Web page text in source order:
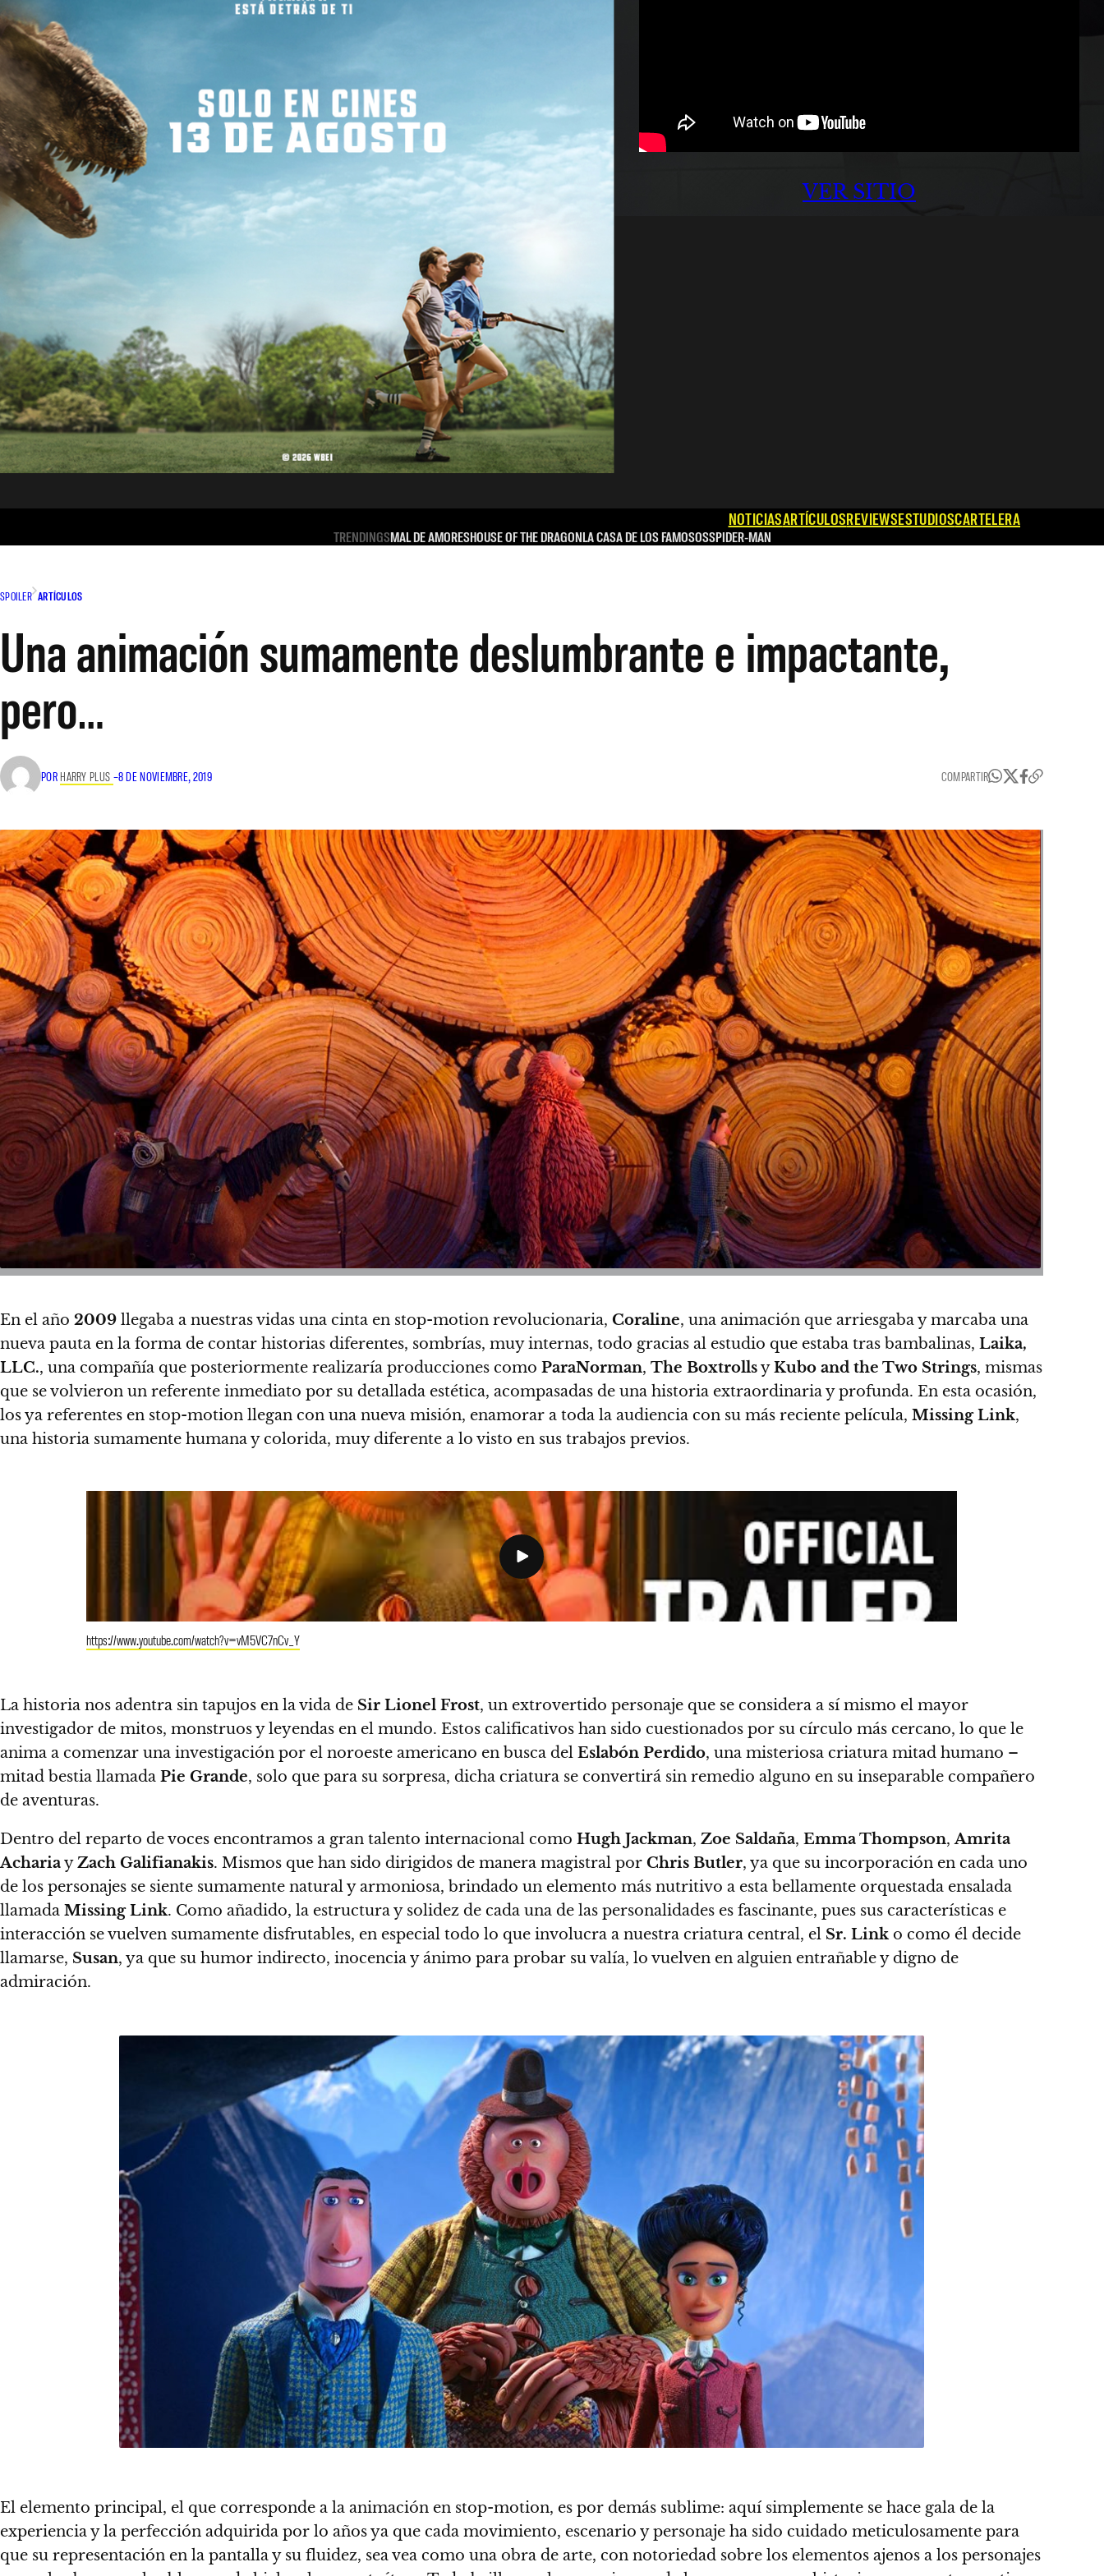
VER SITIO
NOTICIASARTÍCULOSREVIEWSESTUDIOSCARTELERA
TRENDINGSMAL DE AMORESHOUSE OF THE DRAGONLA CASA DE LOS FAMOSOSSPIDER-MAN
SPOILER ARTÍCULOS
Una animación sumamente deslumbrante e impactante,
pero…
POR HARRY PLUS –8 DE NOVIEMBRE, 2019 COMPARTIR
En el año 2009 llegaba a nuestras vidas una cinta en stop-motion revolucionaria, Coraline, una animación que arriesgaba y marcaba una
nueva pauta en la forma de contar historias diferentes, sombrías, muy internas, todo gracias al estudio que estaba tras bambalinas, Laika,
LLC., una compañía que posteriormente realizaría producciones como ParaNorman, The BoxtrollsyKubo and the Two Strings, mismas
que se volvieron un referente inmediato por su detallada estética, acompasadas de una historia extraordinaria y profunda. En esta ocasión,
los ya referentes en stop-motion llegan con una nueva misión, enamorar a toda la audiencia con su más reciente película, Missing Link,
una historia sumamente humana y colorida, muy diferente a lo visto en sus trabajos previos.
https://www.youtube.com/watch?v=vM5VC7nCv_Y
La historia nos adentra sin tapujos en la vida de Sir Lionel Frost, un extrovertido personaje que se considera a sí mismo el mayor
investigador de mitos, monstruos y leyendas en el mundo. Estos calificativos han sido cuestionados por su círculo más cercano, lo que le
anima a comenzar una investigación por el noroeste americano en busca del Eslabón Perdido, una misteriosa criatura mitad humano –
mitad bestia llamada Pie Grande, solo que para su sorpresa, dicha criatura se convertirá sin remedio alguno en su inseparable compañero
de aventuras.
Dentro del reparto de voces encontramos a gran talento internacional como Hugh Jackman, Zoe Saldaña, Emma Thompson,Amrita
AchariayZach Galifianakis. Mismos que han sido dirigidos de manera magistral por Chris Butler, ya que su incorporación en cada uno
de los personajes se siente sumamente natural y armoniosa, brindado un elemento más nutritivo a esta bellamente orquestada ensalada
llamada Missing Link. Como añadido, la estructura y solidez de cada una de las personalidades es fascinante, pues sus características e
interacción se vuelven sumamente disfrutables, en especial todo lo que involucra a nuestra criatura central, el Sr. Link o como él decide
llamarse, Susan, ya que su humor indirecto, inocencia y ánimo para probar su valía, lo vuelven en alguien entrañable y digno de
admiración.
El elemento principal, el que corresponde a la animación en stop-motion, es por demás sublime: aquí simplemente se hace gala de la
experiencia y la perfección adquirida por lo años ya que cada movimiento, escenario y personaje ha sido cuidado meticulosamente para
que su representación en la pantalla y su fluidez, sea vea como una obra de arte, con notoriedad sobre los elementos ajenos a los personajes